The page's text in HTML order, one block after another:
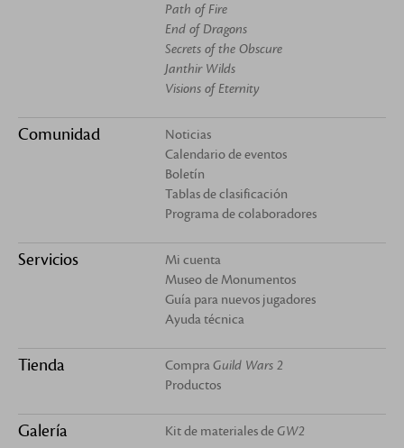
Path of Fire
End of Dragons
Secrets of the Obscure
Janthir Wilds
Visions of Eternity
Comunidad
Noticias
Calendario de eventos
Boletín
Tablas de clasificación
Programa de colaboradores
Servicios
Mi cuenta
Museo de Monumentos
Guía para nuevos jugadores
Ayuda técnica
Tienda CompraGuild Wars 2
Productos
Galería Kit de materiales deGW2